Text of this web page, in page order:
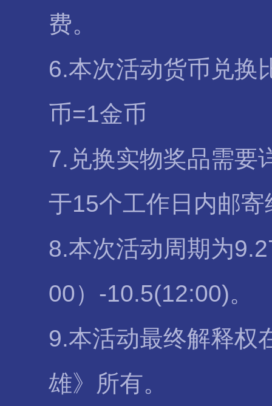
费。
6.本次活动货币兑换
币=1金币
7.兑换实物奖品需要
于15个工作日内邮
8.本次活动周期为
00）-10.5(12:00)。
9.本活动最终解释权
雄》所有。